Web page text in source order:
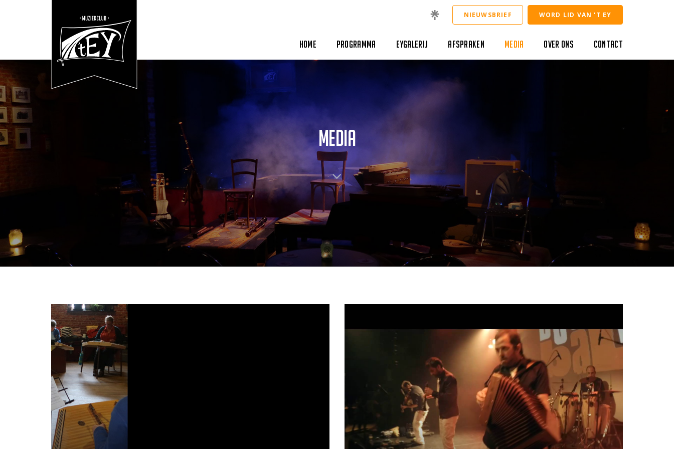
NIEUWSBRIEF WORD LID VAN 'T EY
Home Programma Eygalerij Afspraken Media Over ons Contact
MEDIA